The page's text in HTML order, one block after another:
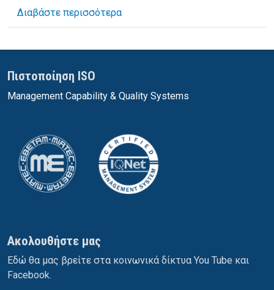
Διαβάστε περισσότεραγια το Σύστημα διαχείρισης και
Πιστοποίηση ISO
Management Capability & Quality Systems
Ακολουθήστε μας
Εδώ θα μας βρείτε στα κοινωνικά δίκτυα You Tube και
Facebook.